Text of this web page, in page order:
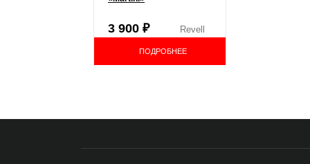
3 900 ₽ Revell
ПОДРОБНЕЕ